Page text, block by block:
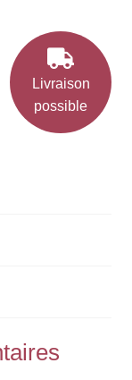
Livraison
possible